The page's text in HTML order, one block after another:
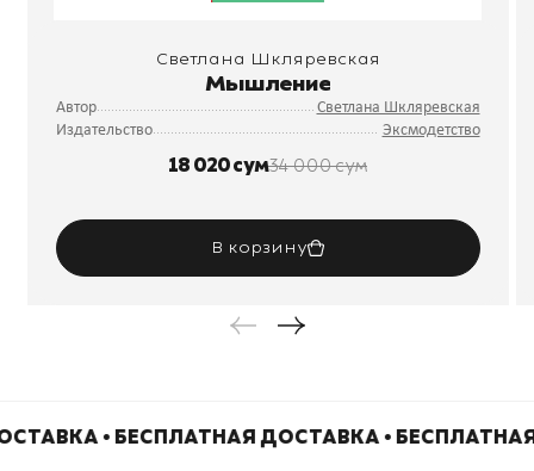
Светлана Шкляревская
Мышление
Автор
Светлана Шкляревская
Издательство
Эксмодетство
18 020 сум34 000 сум
В корзину
• БЕСПЛАТНАЯ ДОСТАВКА •